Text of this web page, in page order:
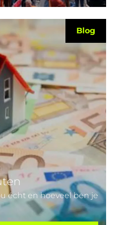
Blog
écht en hoeveel ben je